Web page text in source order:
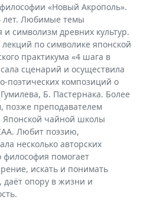
«Новый Акрополь».
лет. Любимые темы
символизм древних культур.
по символике японской
практикума «4 шага в
сценарий и осуществила
поэтических композиций о
Б. Пастернака. Более
позже преподавателем
Японской чайной школы
Любит поэзию,
несколько авторских
философия помогает
искать и понимать
опору в жизни и